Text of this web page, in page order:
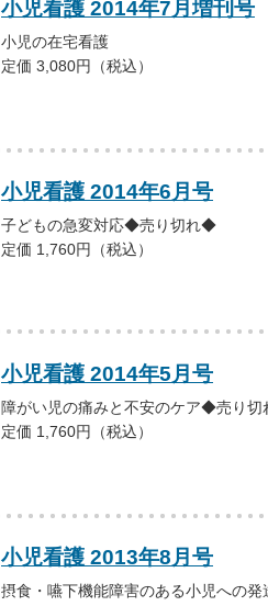
小児看護 2014年7月増刊号
小児の在宅看護
定価 3,080円（税込）
小児看護 2014年6月号
子どもの急変対応◆売り切れ◆
定価 1,760円（税込）
小児看護 2014年5月号
障がい児の痛みと不安のケア◆売り
定価 1,760円（税込）
小児看護 2013年8月号
摂食・嚥下機能障害のある小児への